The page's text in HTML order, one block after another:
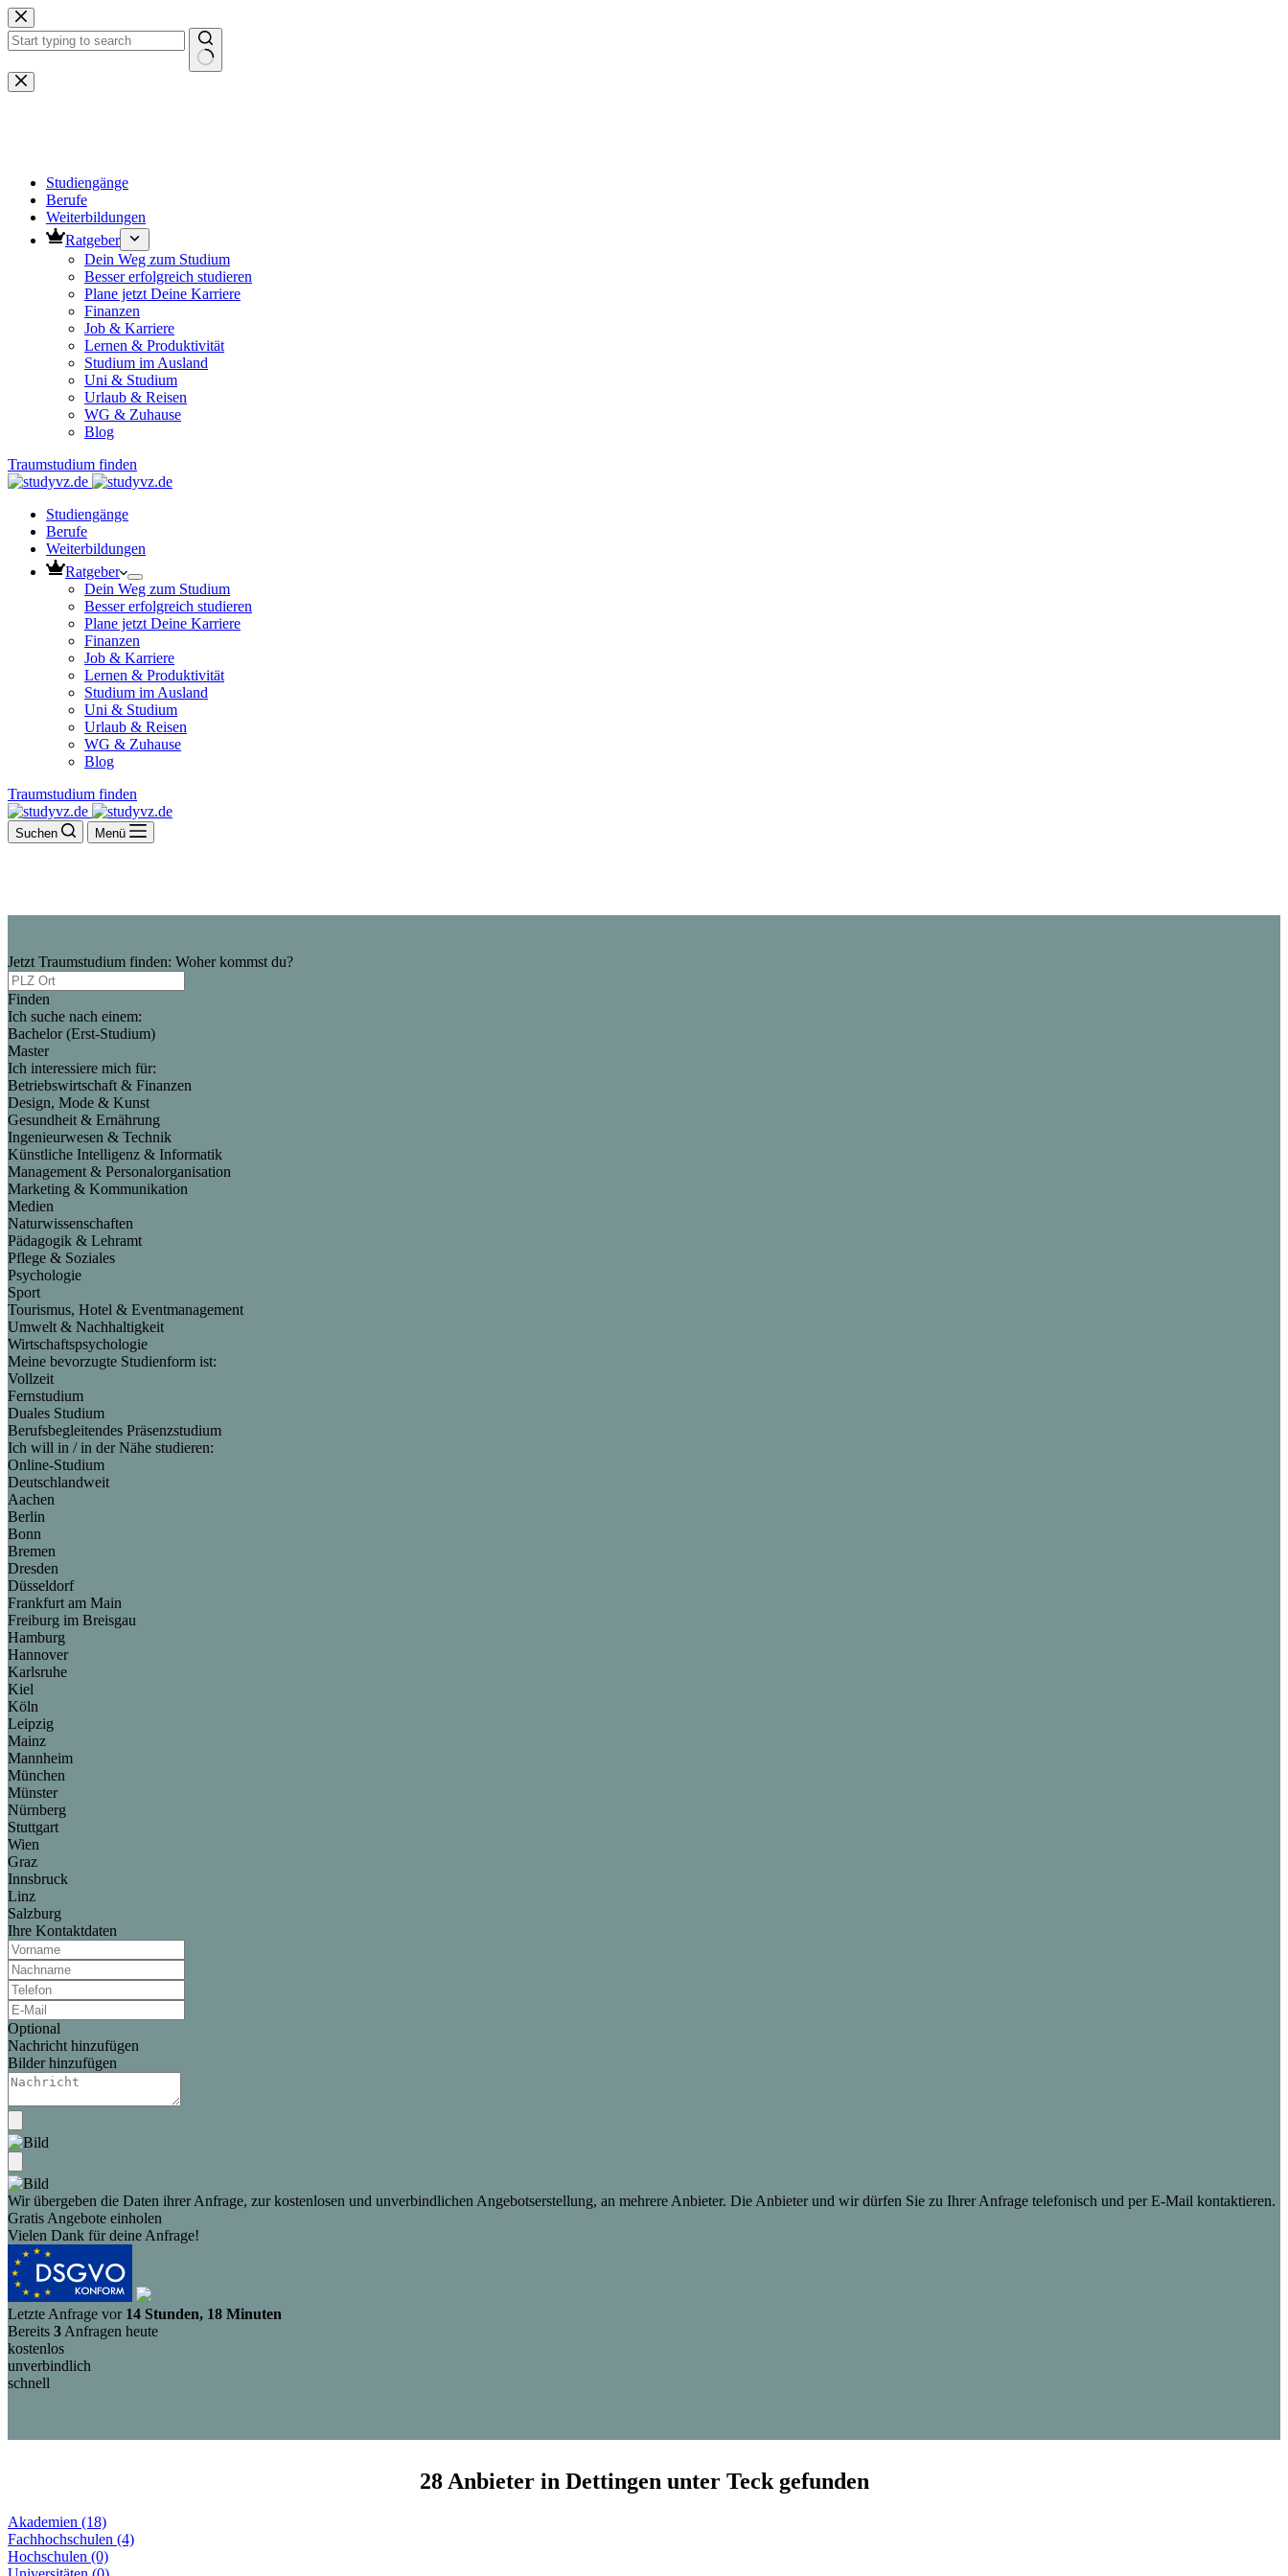
Zum
Inhalt
springen
Keine
Ergebnisse
Studiengänge
Berufe
Weiterbildungen
Ratgeber
Dein Weg zum Studium
Besser erfolgreich studieren
Plane jetzt Deine Karriere
Finanzen
Job & Karriere
Lernen & Produktivität
Studium im Ausland
Uni & Studium
Urlaub & Reisen
WG & Zuhause
Blog
Traumstudium finden
Studiengänge
Berufe
Weiterbildungen
Ratgeber
Dein Weg zum Studium
Besser erfolgreich studieren
Plane jetzt Deine Karriere
Finanzen
Job & Karriere
Lernen & Produktivität
Studium im Ausland
Uni & Studium
Urlaub & Reisen
WG & Zuhause
Blog
Traumstudium finden
Suchen Menü
Jetzt Traumstudium finden: Woher kommst du?
Finden
Ich suche nach einem:
Bachelor (Erst-Studium)
Master
Ich interessiere mich für:
Betriebswirtschaft & Finanzen
Design, Mode & Kunst
Gesundheit & Ernährung
Ingenieurwesen & Technik
Künstliche Intelligenz & Informatik
Management & Personalorganisation
Marketing & Kommunikation
Medien
Naturwissenschaften
Pädagogik & Lehramt
Pflege & Soziales
Psychologie
Sport
Tourismus, Hotel & Eventmanagement
Umwelt & Nachhaltigkeit
Wirtschaftspsychologie
Meine bevorzugte Studienform ist:
Vollzeit
Fernstudium
Duales Studium
Berufsbegleitendes Präsenzstudium
Ich will in / in der Nähe studieren:
Online-Studium
Deutschlandweit
Aachen
Berlin
Bonn
Bremen
Dresden
Düsseldorf
Frankfurt am Main
Freiburg im Breisgau
Hamburg
Hannover
Karlsruhe
Kiel
Köln
Leipzig
Mainz
Mannheim
München
Münster
Nürnberg
Stuttgart
Wien
Graz
Innsbruck
Linz
Salzburg
Ihre Kontaktdaten
Optional
Nachricht hinzufügen
Bilder hinzufügen
Wir übergeben die Daten ihrer Anfrage, zur kostenlosen und unverbindlichen Angebotserstellung, an mehrere Anbieter. Die Anbieter und wir dürfen Sie zu Ihrer Anfrage telefonisch und per E-Mail kontaktieren.
Gratis Angebote einholen
Vielen Dank für deine Anfrage!
Letzte Anfrage vor 14 Stunden, 18 Minuten
Bereits 3 Anfragen heute
kostenlos
unverbindlich
schnell
28 Anbieter in Dettingen unter Teck gefunden
Akademien (18)
Fachhochschulen (4)
Hochschulen (0)